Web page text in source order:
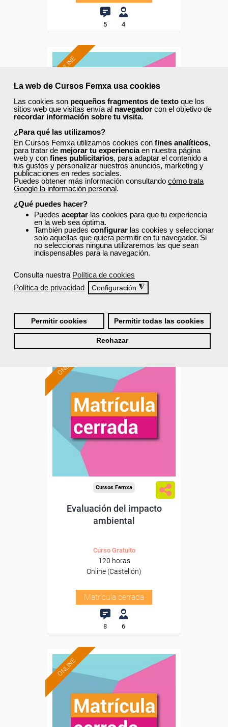
La web de Cursos Femxa usa cookies
Las cookies son pequeños fragmentos de texto que los
sitios web que visitas envía al navegador con el objetivo de
recordar información sobre tu visita.
¿Para qué las utilizamos?
En Cursos Femxa utilizamos cookies con fines analíticos,
para tratar de mejorar tu experienciaen nuestra página
web y con fines publicitarios, para adaptar el contenido a
tus gustos y personalizar nuestros anuncios, marketing y
publicaciones en redes sociales.
Puedes obtener más información consultando cómo trata
Google la información personal.
¿Qué puedes hacer?
Puedes aceptar las cookies para que tu experiencia
en la web sea óptima.
También puedes configurar las cookies y seleccionar
solo aquellas que quiera permitir en tu navegador. Si
no seleccionas ninguna utilizaremos las que sean
indispensables para la navegación.
Consulta nuestra Política de cookies
Política de privacidad
Configuración ◮
Permitir cookies Permitir todas las cookies
Rechazar
5 4
ONLINE
Cursos Femxa
Auditoría medioambiental
Curso Gratuito
60 horas
Online (Comunidad Valenciana )
Matrícula cerrada
55
ONLINE
Cursos Femxa
Evaluación del impacto
ambiental
Curso Gratuito
120 horas
Online (Castellón)
Matrícula cerrada
8 6
ONLINE